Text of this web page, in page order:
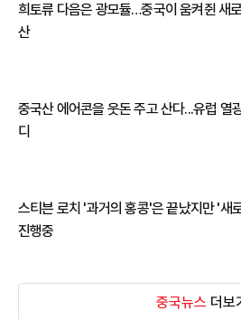
희토류 다음은 광모듈…중국이 움켜쥔 새
산
중국산 에어콘을 웃돈 주고 산다...유럽 열
디
스티븐 로치 '과거의 홍콩'은 끝났지만 '새
진행중
중국뉴스 더보